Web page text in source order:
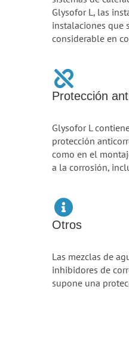
Glysofor L, las
instalaciones que
considerable en
Protección
Glysofor L
protección
como en el
a la corrosión,
Otros
Las mezclas de
inhibidores de
supone una